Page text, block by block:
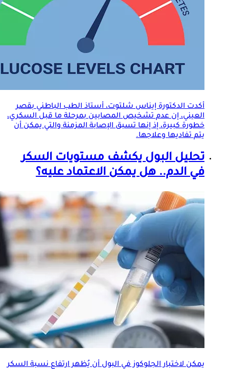
أكدت الدكتورة إيناس شلتوت، أستاذ الطب الباطني بقصر
العيني، إن عدم تشخيص المصابين بمرحلة ما قبل السكري،
خطورة كبيرة، إذ إنها تسبق الإصابة المزمنة والتي يمكن أن
يتم تفاديها وعلاجها.
تحليل البول يكشف مستويات السكر
في الدم.. هل يمكن الاعتماد عليه؟
يمكن لاختبار الجلوكوز في البول أن يُظهر ارتفاعنسبة السكر